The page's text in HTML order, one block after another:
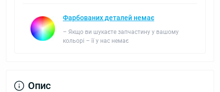
Фарбованих деталей немає
– Якщо ви шукаєте запчастину у вашому
кольорі – її у нас немає
Опис